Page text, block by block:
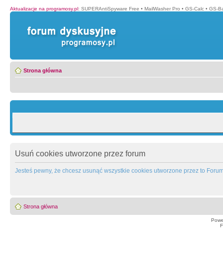
Aktualizacje na programosy.pl: SUPERAntiSpyware Free • MailWasher Pro • GS-Calc • GS-
Strona główna
Usuń cookies utworzone przez forum
Jesteś pewny, że chcesz usunąć wszystkie cookies utworzone przez to
Strona główna